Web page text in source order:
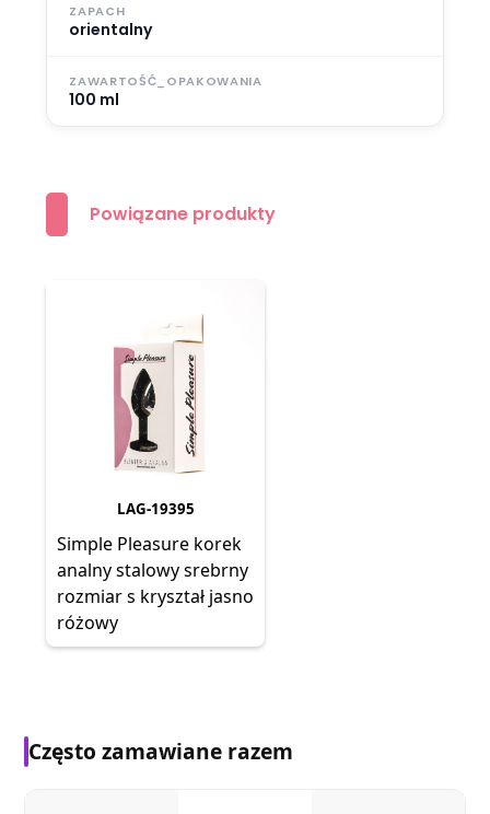
ZAPACH
orientalny
ZAWARTOŚĆ_OPAKOWANIA
100 ml
Powiązane produkty
LAG-19395
Simple Pleasure korek
analny stalowy srebrny
rozmiar s kryształ jasno
różowy
Często zamawiane razem